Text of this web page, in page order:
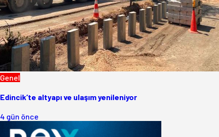
Genel
Edincik’te altyapı ve ulaşım yenileniyor
4 gün önce